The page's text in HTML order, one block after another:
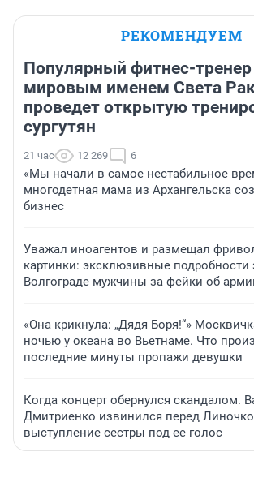
РЕКОМЕНДУЕМ
Популярный фитнес-тренер
мировым именем Света
проведет открытую
сургутян
21 час 12 269 6
«Мы начали в самое нестабильное
многодетная мама из Архангельска
бизнес
Уважал иноагентов и размещал
картинки: эксклюзивные подробности
Волгограде мужчины за фейки об
«Она крикнула: „Дядя Боря!“»
ночью у океана во Вьетнаме. Что
последние минуты пропажи девушки
Когда концерт обернулся скандалом.
Дмитриенко извинился перед
выступление сестры под ее голос